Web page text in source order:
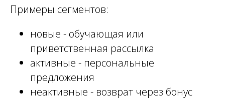
Примеры сегментов:
новые - обучающая или
приветственная рассылка
активные - персональные
предложения
неактивные - возврат через бонус